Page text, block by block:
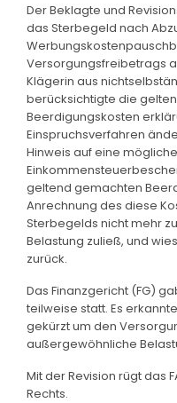
Der Beklagte und
das Sterbegeld nach
Versorgungsfreibetrags
Klägerin aus
berücksichtigte die
Beerdigungskosten
Einspruchsverfahren
Hinweis auf eine
geltend gemachten
Anrechnung des diese
Sterbegelds nicht mehr
Belastung zuließ, und
zurück.
Das Finanzgericht (FG)
teilweise statt. Es
gekürzt um den
außergewöhnliche
Mit der Revision rügt das
Rechts.